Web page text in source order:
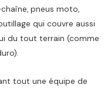
pneus moto,
qui couvre aussi
du tout terrain (comme
tout une équipe de